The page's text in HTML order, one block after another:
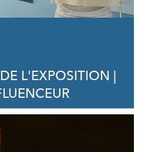
L'EXPOSITION |